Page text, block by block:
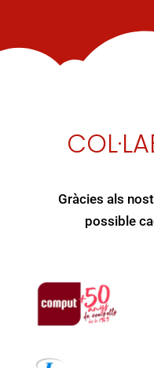
Gràcies als
possible